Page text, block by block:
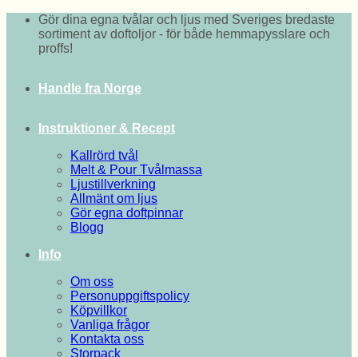
Skip
content
Gör dina egna tvålar och ljus med Sveriges bredaste
sortiment av doftoljor - för både hemmapysslare och
proffs!
Handle fra Norge
Instruktioner & Recept
Kallrörd tvål
Melt & Pour Tvålmassa
Ljustillverkning
Allmänt om ljus
Gör egna doftpinnar
Blogg
Info
Om oss
Personuppgiftspolicy
Köpvillkor
Vanliga frågor
Kontakta oss
Storpack